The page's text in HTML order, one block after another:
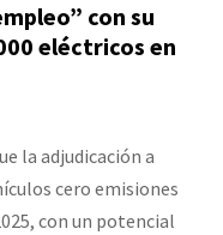
con su
eléctricos en
la adjudicación a
cero emisiones
con un potencial